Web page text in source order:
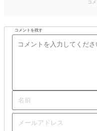
コ
コメントを残す